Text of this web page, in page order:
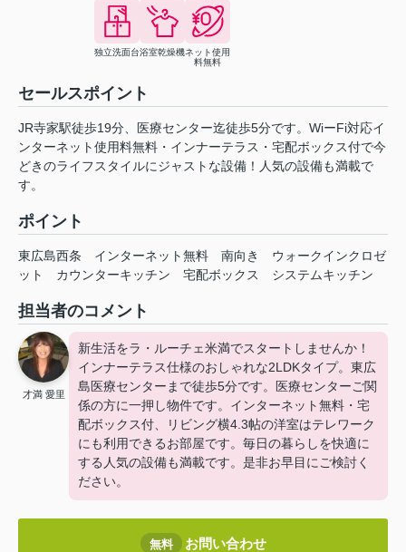
独立洗面台浴室乾燥機ネット使用
料無料
セールスポイント
JR寺家駅徒歩19分、医療センター迄徒歩5分です。WiーFi対応イ
ンターネット使用料無料・インナーテラス・宅配ボックス付で今
どきのライフスタイルにジャストな設備！人気の設備も満載で
す。
ポイント
東広島西条 インターネット無料 南向き
ウォークインクロゼ
ット
カウンターキッチン 宅配ボックス システムキッチン
担当者のコメント
才満 愛里
新生活をラ・ルーチェ米満でスタートしませんか！
インナーテラス仕様のおしゃれな2LDKタイプ。東広
島医療センターまで徒歩5分です。医療センターご関
係の方に一押し物件です。インターネット無料・宅
配ボックス付、リビング横4.3帖の洋室はテレワーク
にも利用できるお部屋です。毎日の暮らしを快適に
する人気の設備も満載です。是非お早目にご検討く
ださい。
無料 お問い合わせ